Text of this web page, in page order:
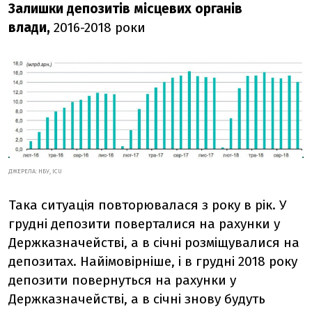
Залишки депозитів місцевих органів
влади, 2016-2018 роки
ДЖЕРЕЛА: НБУ, ICU
Така ситуація повторювалася з року в рік. У
грудні депозити поверталися на рахунки у
Держказначействі, а в січні розміщувалися на
депозитах. Найімовірніше, і в грудні 2018 року
депозити повернуться на рахунки у
Держказначействі, а в січні знову будуть